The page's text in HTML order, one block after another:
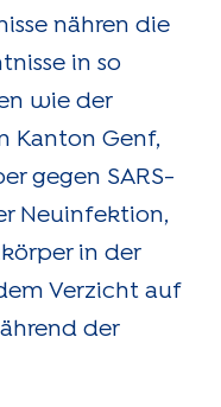
nähren die
in so
wie der
Kanton Genf,
gegen SARS-
Neuinfektion,
in der
Verzicht auf
der